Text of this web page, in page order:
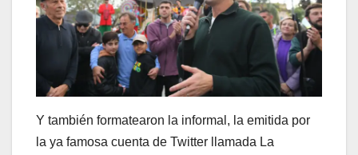
Y también formatearon la informal, la emitida por
la ya famosa cuenta de Twitter llamada La